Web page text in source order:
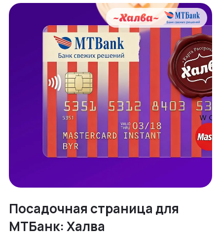
Посадочная страница для
МТБанк: Халва